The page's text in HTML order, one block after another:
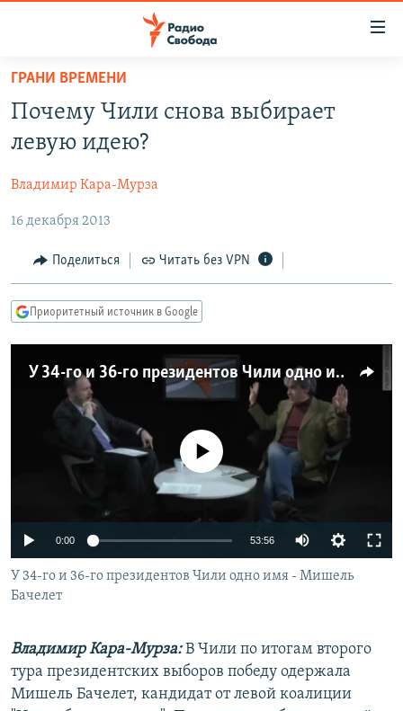
упрощенного
доступа
основному
Вернутся
главной
навигации
Вернутся
ПОДКАСТЫ
АВТОРСКИЕ ПРОЕКТЫ
ЦИТАТЫ СВОБОДЫ
МНЕНИЯ
КУЛЬТУРА
IDEL.РЕАЛИИ
КАВКАЗ.РЕАЛИИ
СИБИРЬ.РЕАЛИИ
РАСПИСАНИЕ ВЕЩАНИЯ
ПОДПИШИТЕСЬ НА РАССЫЛКУ
ГРАНИ ВРЕМЕНИ
Почему Чили снова выбирает
левую идею?
Владимир Кара-Мурза
16 декабря 2013
Поделиться Читать без VPN
Приоритетный источник в Google
У 34-го и 36-го президентов Чили одно имя - Мишель Бачелет
No media source currently available
0:00 53:56
У 34-го и 36-го президентов Чили одно имя - Мишель
Бачелет
Владимир Кара-Мурза:В Чили по итогам второго
тура президентских выборов победу одержала
Мишель Бачелет, кандидат от левой коалиции